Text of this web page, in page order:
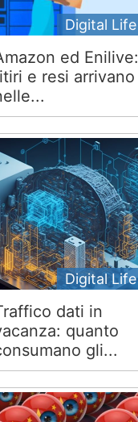
Digital Life
ed Enilive:
e resi arrivano
Digital Life
dati in
quanto
gli...